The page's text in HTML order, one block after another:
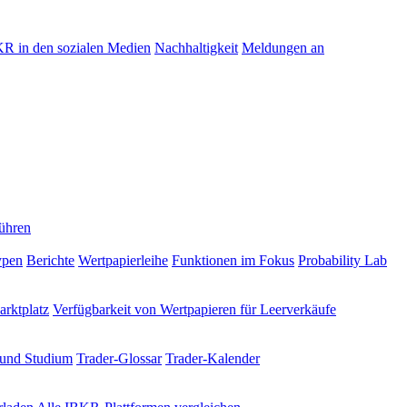
in den sozialen Medien Nachhaltigkeit Meldungen an
Berichte Wertpapierleihe Funktionen im Fokus Probability Lab
Verfügbarkeit von Wertpapieren für Leerverkäufe
Studium Trader-Glossar Trader-Kalender